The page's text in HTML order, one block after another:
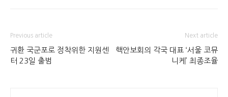
Previous article
귀환 국군포로 정착위한 지원센
터 23일 출범
Next article
핵안보회의 각국 대표 ‘서울 코뮤
니케’ 최종조율